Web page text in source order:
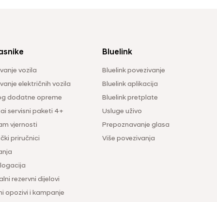
vozila
električnih vozila
dodatne opreme
servisni paketi 4+
vjernosti
priručnici
rezervni dijelovi
opozivi i kampanje
Bluelink
Bluelink povezivanje
Bluelink aplikacija
Bluelink pretplate
Usluge uživo
Prepoznavanje glasa
Više povezivanja